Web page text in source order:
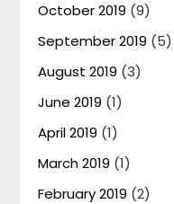
October 2019 (9)
September 2019 (5)
August 2019 (3)
June 2019 (1)
April 2019 (1)
March 2019 (1)
February 2019 (2)